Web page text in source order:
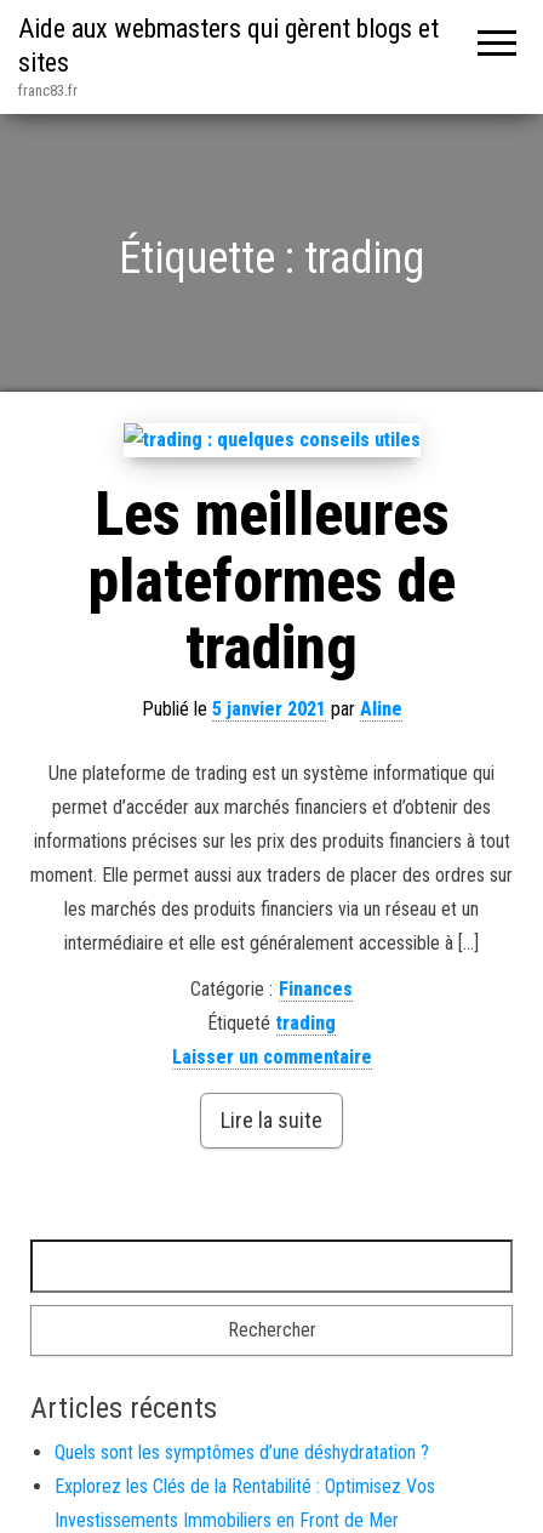
Aide aux webmasters qui gèrent blogs et
sites
franc83.fr
Étiquette : trading
Les meilleures
plateformes de
trading
Publié le 5 janvier 2021 par Aline
Une plateforme de trading est un système informatique qui
permet d’accéder aux marchés financiers et d’obtenir des
informations précises sur les prix des produits financiers à tout
moment. Elle permet aussi aux traders de placer des ordres sur
les marchés des produits financiers via un réseau et un
intermédiaire et elle est généralement accessible à […]
Catégorie : Finances
Étiqueté trading
Laisser un commentaire
Lire la suite
Articles récents
Quels sont les symptômes d’une déshydratation ?
Explorez les Clés de la Rentabilité : Optimisez Vos
Investissements Immobiliers en Front de Mer